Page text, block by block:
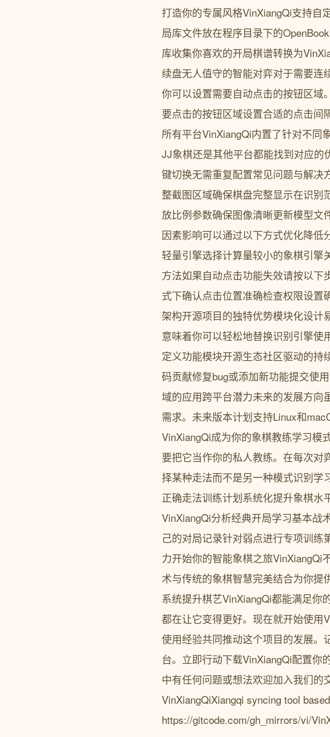
打造你的专属风格VinXiangQi支持自
局库文件放在程序目录下的
库收集你喜欢的开局棋谱转换为
续盘无人值守的智能对弈对于需要连
你可以设置需要自动点击的按钮区域
要点击的按钮区域设置合适的点击
所有平台VinXiangQi内置了针对不同
JJ象棋还是其他平台都能找到对应
键切换无需重复配置常见问题与解决
整截图区域确保棋盘完整显示在识
放比例参数确保图像清晰更新模型文
因素影响可以通过以下方式优化降低
轻量引擎选择计算量较小的象棋引擎
方法如果自动点击功能失效请按以
式下确认点击位置准确检查权限设
架构开源项目的独特优势模块化设计
意味着你可以轻松地替换识别引擎使
定义功能模块开源生态社区驱动的持
码贡献修复bug或添加新功能提交使
域的应用跨平台潜力未来的发展方向
需求。未来版本计划支持Linux和
VinXiangQi成为你的象棋教练学习模
要把它当作你的私人教练。在每次
择某种走法而不是另一种模式识别学
正确走法训练计划系统化提升象棋水
VinXiangQi分析经典开局学习基本战
己的对局记录针对弱点进行专项训
力开始你的智能象棋之旅VinXiangQi
术与传统的象棋智慧完美结合为你提
系统提升棋艺VinXiangQi都能满足你
都在让它变得更好。现在就开始使用
使用经验共同推动这个项目的发展。
台。立即行动下载VinXiangQi配置你
中有任何问题或想法欢迎加入我们的
VinXiangQiXiangqi syncing tool
https://gitcode.com/gh_mirrors/vi/